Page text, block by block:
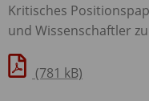
Kritisches
und Wissenschaftler
(781 kB)